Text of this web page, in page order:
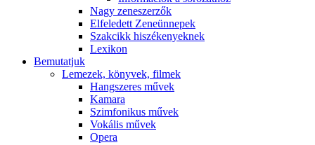
Nagy zeneszerzők
Elfeledett Zeneünnepek
Szakcikk hiszékenyeknek
Lexikon
Bemutatjuk
Lemezek, könyvek, filmek
Hangszeres művek
Kamara
Szimfonikus művek
Vokális művek
Opera